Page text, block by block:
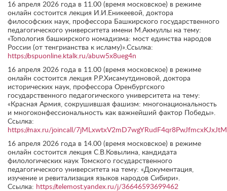
16 апреля 2026 года в 11.00 (время московское) в режиме
онлайн состоится лекция И.И.Еникеевой, доктора
философских наук, профессора Башкирского государственного
педагогического университета имени М.Акмуллы на тему:
«Топология башкирского номадизма: мост единства народов
России (от тенгрианства к исламу)».Ссылка:
https://bspuonline.ktalk.ru/abuw5x8ueg4n
16 апреля 2026 года в 11.00 (время московское) в режиме
онлайн состоится лекция Р.Р.Хисамутдиновой, доктора
исторических наук, профессора Оренбургского
государственного педагогического университета на тему:
«Красная Армия, сокрушившая фашизм: многонациональность
и многоконфессиональность как важнейший фактор Победы».
Ссылка:
https://max.ru/joincall/
16 апреля 2026 года в 14.00 (время московское) в режиме
онлайн состоится лекция С.В.Ковылина, кандидата
филологических наук Томского государственного
педагогического университета на тему: «Документация,
изучение и ревитализация языков народов Сибири».
Ссылка: https://telemost.yandex.ru/j/36646593699462